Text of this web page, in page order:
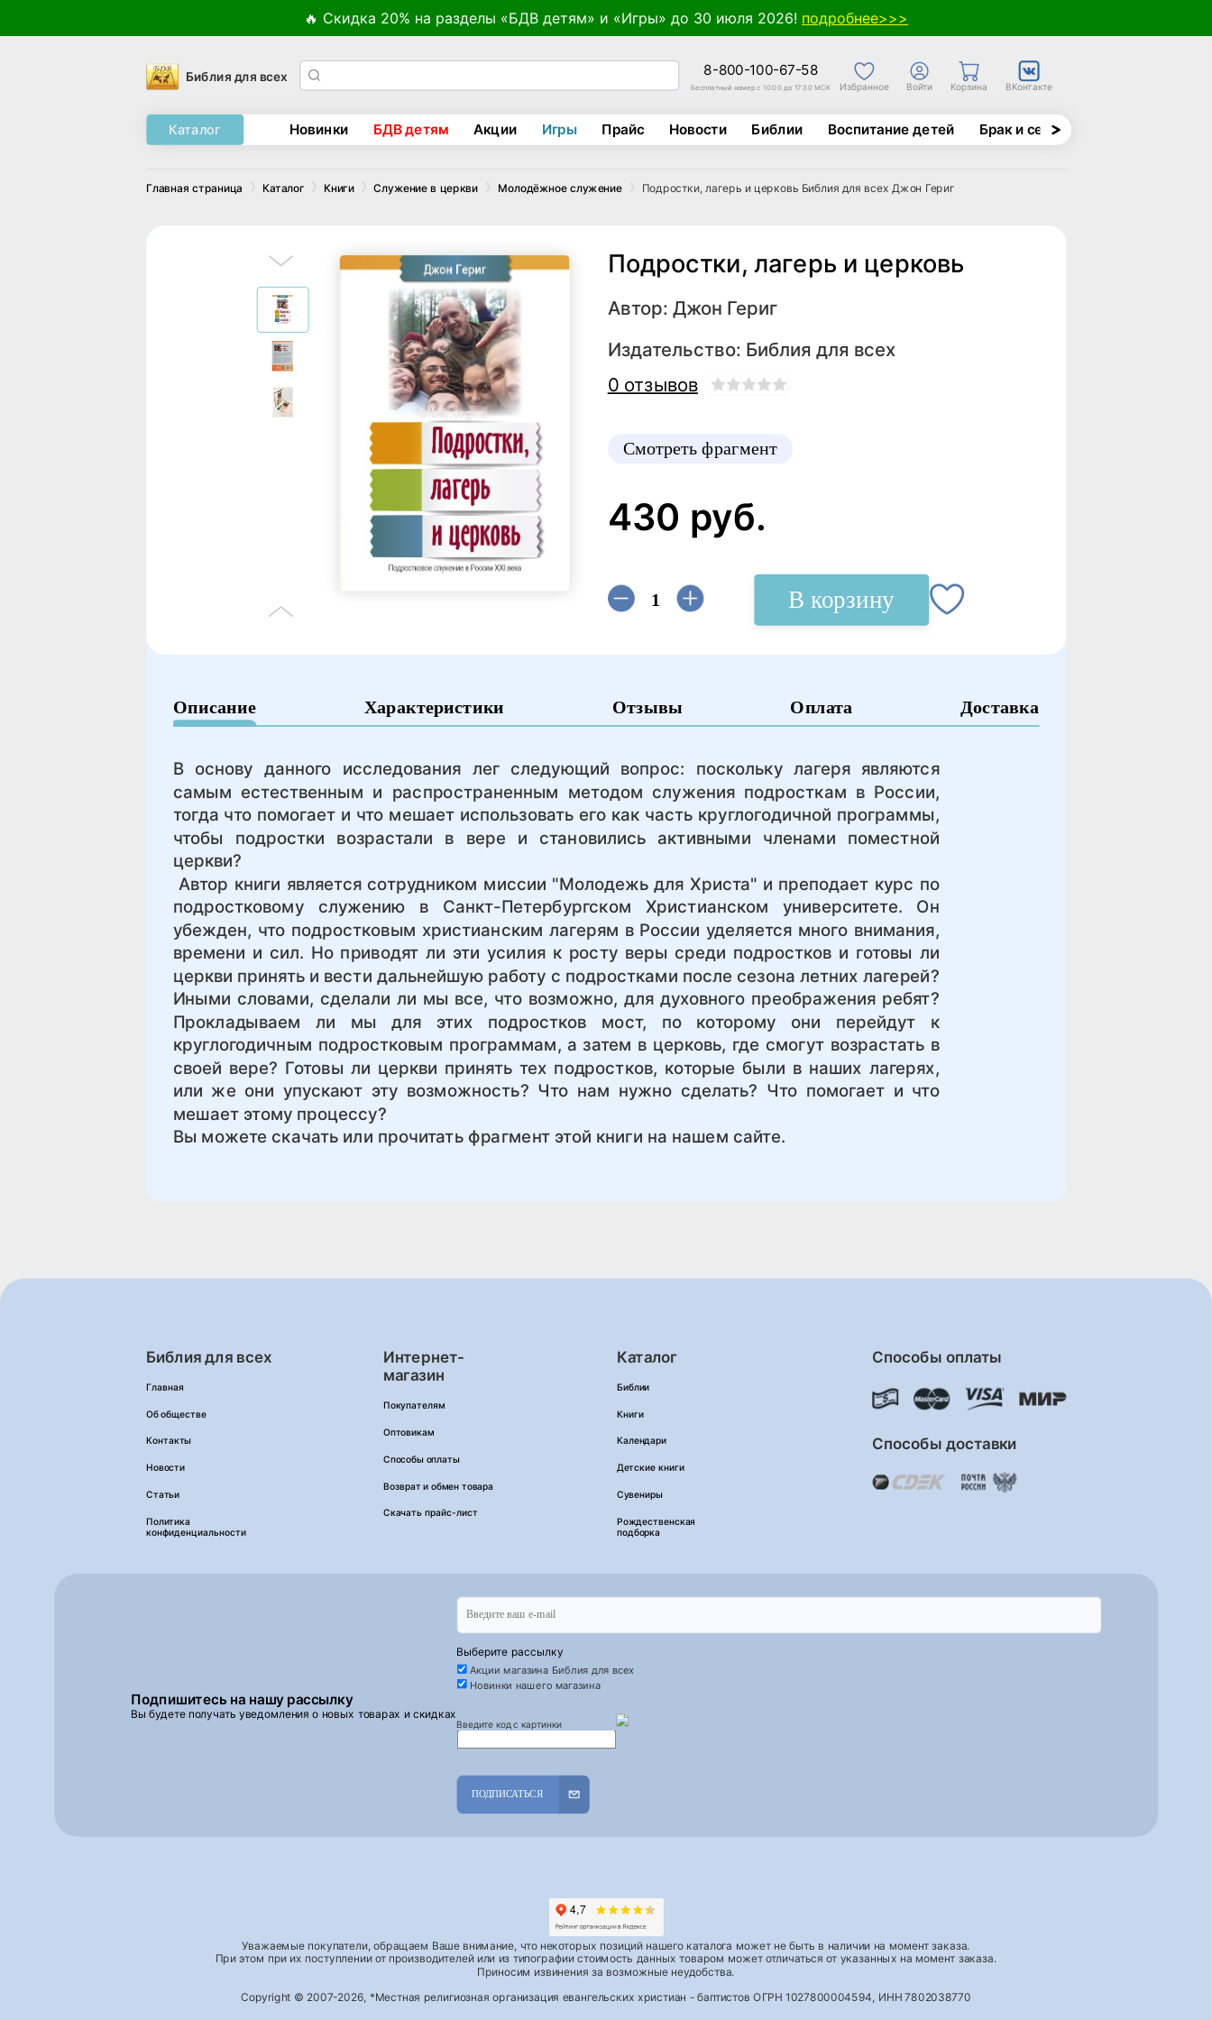
🔥 Скидка 20% на разделы «БДВ детям» и «Игры» до 30 июля 2026! подробнее>>>
Библия для всех 8-800-100-67-58
Бесплатный номер с 10:00 до 17:30 МСК Избранное Войти Корзина ВКонтакте
Каталог Новинки БДВ детям Акции Игры Прайс Новости Библии Воспитание детей Брак и семья
Главная страница Каталог Книги Служение в церкви Молодёжное служение Подростки, лагерь и церковь Библия для всех Джон Гериг
Подростки, лагерь и церковь
Автор: Джон Гериг
Издательство: Библия для всех
0 отзывов
Смотреть фрагмент
430 руб.
В корзину
Описание Характеристики Отзывы Оплата Доставка
В основу данного исследования лег следующий вопрос: поскольку лагеря являются
самым естественным и распространенным методом служения подросткам в России,
тогда что помогает и что мешает использовать его как часть круглогодичной программы,
чтобы подростки возрастали в вере и становились активными членами поместной
церкви?
Автор книги является сотрудником миссии "Молодежь для Христа" и преподает курс по
подростковому служению в Санкт-Петербургском Христианском университете. Он
убежден, что подростковым христианским лагерям в России уделяется много внимания,
времени и сил. Но приводят ли эти усилия к росту веры среди подростков и готовы ли
церкви принять и вести дальнейшую работу с подростками после сезона летних лагерей?
Иными словами, сделали ли мы все, что возможно, для духовного преображения ребят?
Прокладываем ли мы для этих подростков мост, по которому они перейдут к
круглогодичным подростковым программам, а затем в церковь, где смогут возрастать в
своей вере? Готовы ли церкви принять тех подростков, которые были в наших лагерях,
или же они упускают эту возможность? Что нам нужно сделать? Что помогает и что
мешает этому процессу?
Вы можете скачать или прочитать фрагмент этой книги на нашем сайте.
Библия для всех
Главная
Об обществе
Контакты
Новости
Статьи
Политика
конфиденциальности
Интернет-
магазин
Покупателям
Оптовикам
Способы оплаты
Возврат и обмен товара
Скачать прайс-лист
Каталог
Библии
Книги
Календари
Детские книги
Сувениры
Рождественская
подборка
Способы оплаты
Способы доставки
Подпишитесь на нашу рассылку
Вы будете получать уведомления о новых товарах и скидках
Выберите рассылку
Акции магазина Библия для всех
Новинки нашего магазина
Введите код с картинки
ПОДПИСАТЬСЯ
Уважаемые покупатели, обращаем Ваше внимание, что некоторых позиций нашего каталога может не быть в наличии на момент заказа.
При этом при их поступлении от производителей или из типографии стоимость данных товаром может отличаться от указанных на момент заказа.
Приносим извинения за возможные неудобства.
Copyright © 2007-2026, *Местная религиозная организация евангельских христиан - баптистов ОГРН 1027800004594, ИНН 7802038770